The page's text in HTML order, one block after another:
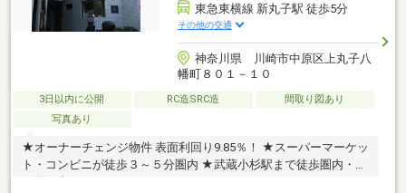
東急東横線 新丸子駅 徒歩5分
その他の交通
神奈川県 川崎市中原区上丸子八
幡町８０１－１０
3日以内に公開 RC造SRC造
間取り図あり
写真あり
★オーナーチェンジ物件 表面利回り9.85％！ ★スーパーマーケッ
ト・コンビニが徒歩３～５分圏内 ★武蔵小杉駅まで徒歩圏内・買